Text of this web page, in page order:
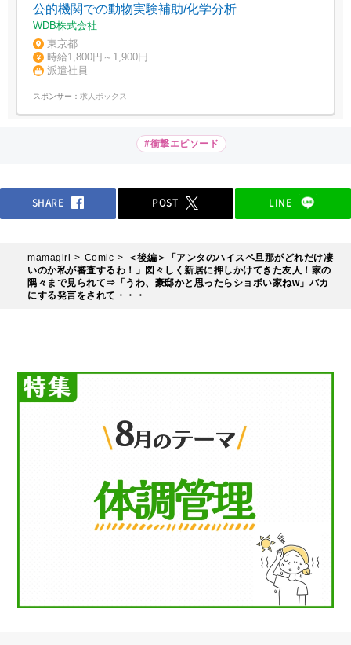
公的機関での動物実験補助/化学分析
WDB株式会社
東京都
時給1,800円～1,900円
派遣社員
スポンサー： 求人ボックス
#衝撃エピソード
SHARE POST LINE
mamagirl Comic
＜後編＞「アンタのハイスペ旦那がどれだけ凄
いのか私が審査するわ！」図々しく新居に押しかけてきた友人！家の
隅々まで見られて⇒「うわ、豪邸かと思ったらショボい家ねw」バカ
にする発言をされて・・・